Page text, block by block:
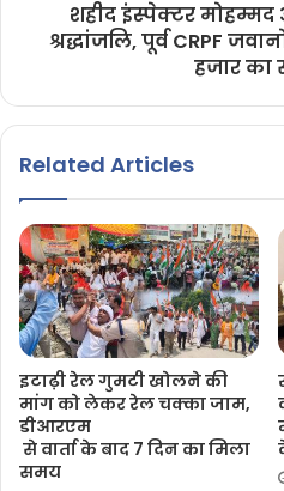
शहीद इंस्पेक्टर
श्रद्धांजलि, पूर्व CRPF
हजार का
Related Articles
इटाढ़ी रेल गुमटी खोलने की
मांग को लेकर रेल चक्का जाम,
डीआरएम
से वार्ता के बाद 7 दिन का मिला
समय